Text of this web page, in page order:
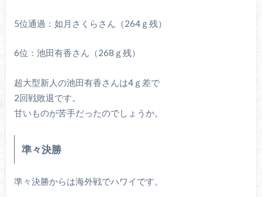
5位通過：如月さくらさん（264ｇ残）
6位：池田有香さん（268ｇ残）
超大型新人の池田有香さんは4ｇ差で
2回戦敗退です。
甘いものが苦手だったのでしょうか。
準々決勝
準々決勝からは海外戦でハワイです。